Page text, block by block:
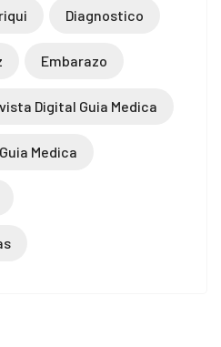
Diagnostico
Embarazo
Digital Guia Medica
Medica